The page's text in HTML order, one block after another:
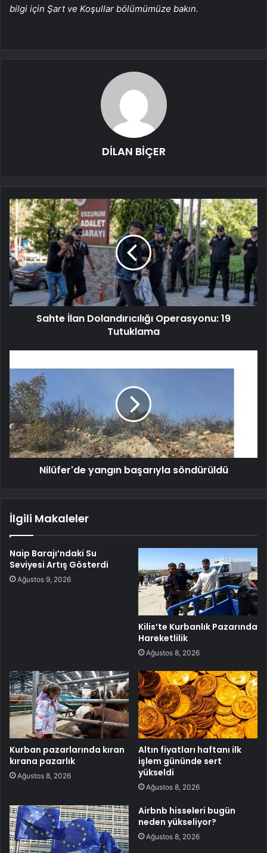
bilgi için Şart ve Koşullar bölümümüze bakın.
DİLAN BİÇER
Sahte İlan Dolandırıcılığı Operasyonu: 19
Tutuklama
Nilüfer'de yangın başarıyla söndürüldü
İlgili Makaleler
Naip Barajı’ndaki Su
Seviyesi Artış Gösterdi
Ağustos 9, 2026
Kilis’te Kurbanlık Pazarında
Hareketlilik
Ağustos 8, 2026
Kurban pazarlarında kıran
kırana pazarlık
Ağustos 8, 2026
Altın fiyatları haftanı ilk
işlem gününde sert
yükseldi
Ağustos 8, 2026
Airbnb hisseleri bugün
neden yükseliyor?
Ağustos 8, 2026